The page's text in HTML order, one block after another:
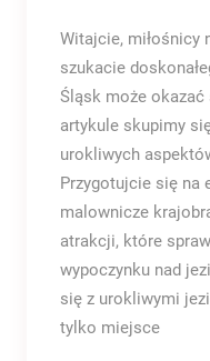
Witajcie, miłośnicy
szukacie
Śląsk może okazać
artykule skupimy
urokliwych
Przygotujcie się na
malownicze
atrakcji, które
wypoczynku nad
się z urokliwymi
tylko miejsce